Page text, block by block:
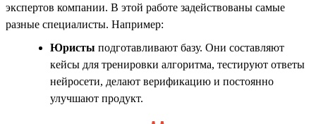
экспертов компании. В этой работе задействованы самые
разные специалисты. Например:
Юристы подготавливают базу. Они составляют
кейсы для тренировки алгоритма, тестируют ответы
нейросети, делают верификацию и постоянно
улучшают продукт.